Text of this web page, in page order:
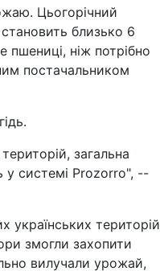
Цьогорічний
близько 6
ніж потрібно
постачальником
загальна
у системі Prozorro", --
українських територій
змогли захопити
вилучали урожай,